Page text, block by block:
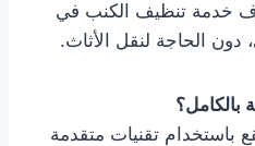
خدمة تنظيف الكنب في
دون الحاجة لنقل الأثاث.
باستخدام تقنيات متقدمة